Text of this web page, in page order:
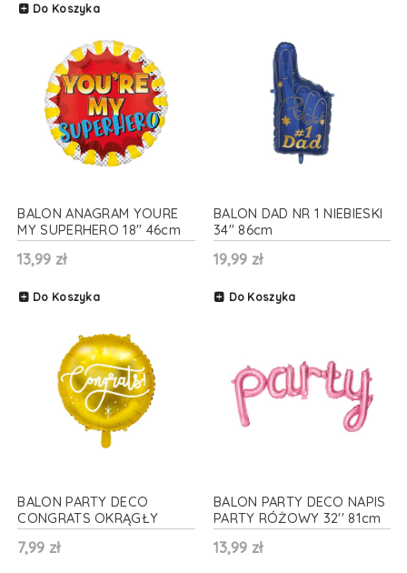
Do Koszyka
BALON ANAGRAM YOURE
MY SUPERHERO 18'' 46cm
13,99 zł
Do Koszyka
BALON DAD NR 1 NIEBIESKI
34'' 86cm
19,99 zł
Do Koszyka
BALON PARTY DECO
CONGRATS OKRĄGŁY
ZŁOTY 18'' 45cm
7,99 zł
BALON PARTY DECO NAPIS
PARTY RÓŻOWY 32'' 81cm
13,99 zł